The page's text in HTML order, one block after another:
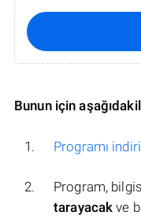
Bunun için
Programı
Program,
tarayacak ve